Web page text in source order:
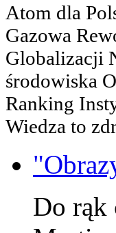
Atom dla
Gazowa
Globalizacji
środowiska
Ranking
Wiedza to
Do rąk